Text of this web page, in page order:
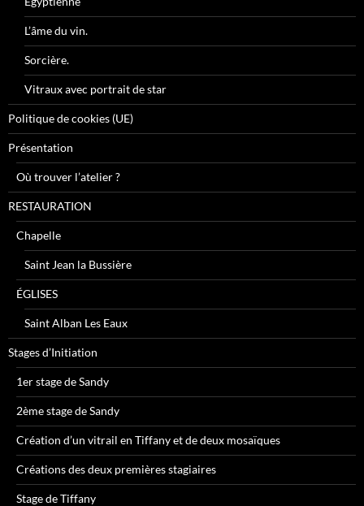
L’âme du vin.
Sorcière.
Vitraux avec portrait de star
Politique de cookies (UE)
Présentation
Où trouver l’atelier ?
RESTAURATION
Chapelle
Saint Jean la Bussière
ÉGLISES
Saint Alban Les Eaux
Stages d’Initiation
1er stage de Sandy
2ème stage de Sandy
Création d’un vitrail en Tiffany et de deux mosaïques
Créations des deux premières stagiaires
Stage de Tiffany